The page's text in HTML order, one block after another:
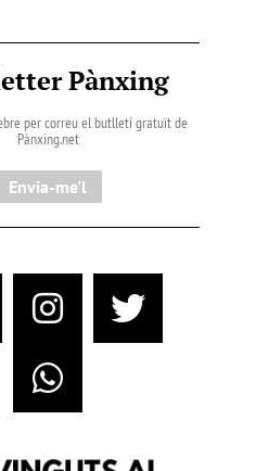
Pànxing
per correu el butlletí gratuït de
Pànxing.net​
Envia-me'l